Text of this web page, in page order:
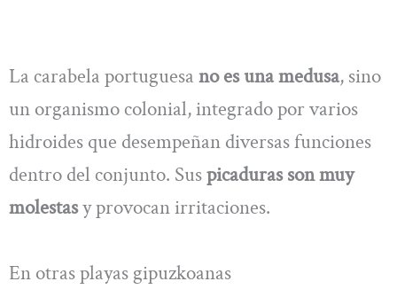
La carabela portuguesa no es una medusa, sino
un organismo colonial, integrado por varios
hidroides que desempeñan diversas funciones
dentro del conjunto. Suspicaduras son muy
molestasy provocan irritaciones.
En otras playas gipuzkoanas